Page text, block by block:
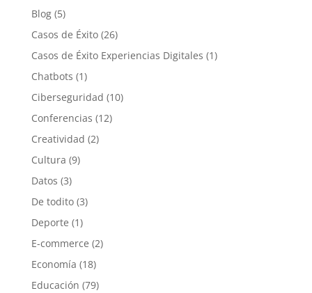
Blog(5)
Casos de Éxito(26)
Casos de Éxito Experiencias Digitales (1)
Chatbots (1)
Ciberseguridad (10)
Conferencias (12)
Creatividad (2)
Cultura (9)
Datos (3)
De todito(3)
Deporte (1)
E-commerce (2)
Economía (18)
Educación (79)